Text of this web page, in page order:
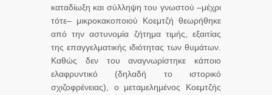
καταδίωξη και σύλληψη του γνωστού –μέχρι
τότε– μικροκακοποιού Κοεμτζή θεωρήθηκε
από την αστυνομία ζήτημα τιμής, εξαιτίας
της επαγγελματικής ιδιότητας των θυμάτων.
Καθώς δεν του αναγνωρίστηκε κάποιο
ελαφρυντικό (δηλαδή το ιστορικό
σχιζοφρένειας), ο μεταμελημένος Κοεμτζής